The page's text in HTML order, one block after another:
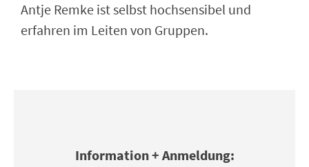
Antje Remke ist selbst hochsensibel und
erfahren im Leiten von Gruppen.
Information + Anmeldung: